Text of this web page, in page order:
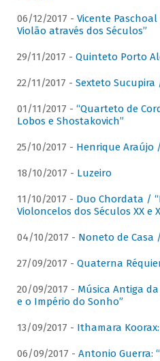
06/12/2017 - Vicente
Violão através dos Séculos”
29/11/2017 - Quinteto Porto
22/11/2017 - Sexteto Sucupira
01/11/2017 - “Quarteto de
Lobos e Shostakovich”
25/10/2017 - Henrique Araújo
18/10/2017 - Luzeiro
11/10/2017 - Duo Chordata /
Violoncelos dos Séculos XX e
04/10/2017 - Noneto de Casa
27/09/2017 - Quaterna
20/09/2017 - Música Antiga
e o Império do Sonho”
13/09/2017 - Ithamara Koorax:
06/09/2017 - Antonio Guerra: